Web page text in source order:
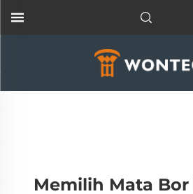
Memilih Mata Bor